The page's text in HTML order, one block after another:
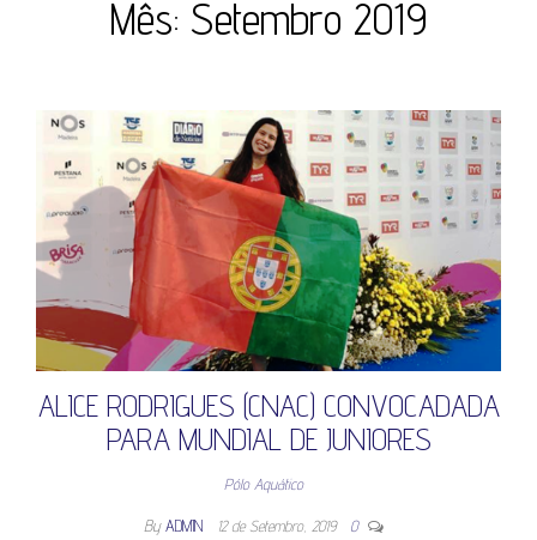
Mês: Setembro 2019
ALICE RODRIGUES (CNAC) CONVOCADADA
PARA MUNDIAL DE JUNIORES
Pólo Aquático
By ADMIN 12 de Setembro, 2019 0